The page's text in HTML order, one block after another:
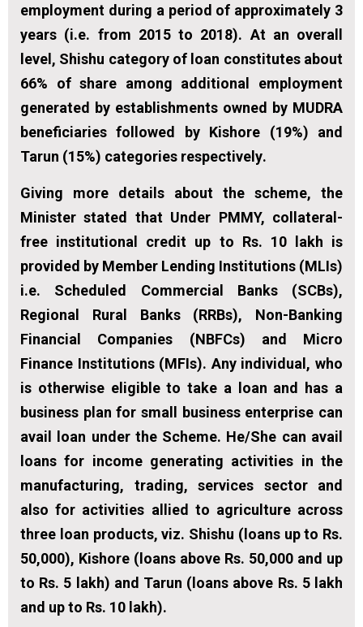
employment during a period of approximately 3
years (i.e. from 2015 to 2018). At an overall
level, Shishu category of loan constitutes about
66% of share among additional employment
generated by establishments owned by MUDRA
beneficiaries followed by Kishore (19%) and
Tarun (15%) categories respectively.
Giving more details about the scheme, the
Minister stated that Under PMMY, collateral-
free institutional credit up to Rs. 10 lakh is
provided by Member Lending Institutions (MLIs)
i.e. Scheduled Commercial Banks (SCBs),
Regional Rural Banks (RRBs), Non-Banking
Financial Companies (NBFCs) and Micro
Finance Institutions (MFIs). Any individual, who
is otherwise eligible to take a loan and has a
business plan for small business enterprise can
avail loan under the Scheme. He/She can avail
loans for income generating activities in the
manufacturing, trading, services sector and
also for activities allied to agriculture across
three loan products, viz. Shishu (loans up to Rs.
50,000), Kishore (loans above Rs. 50,000 and up
to Rs. 5 lakh) and Tarun (loans above Rs. 5 lakh
and up to Rs. 10 lakh).